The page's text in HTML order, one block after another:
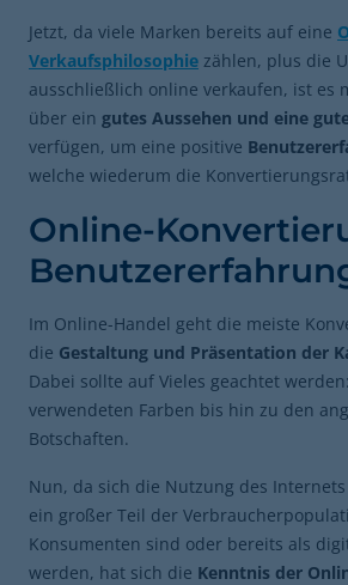
Jetzt, da viele Marken bereits auf eine
Verkaufsphilosophie zählen, plus die
ausschließlich online verkaufen, ist es
über ein gutes Aussehen und eine
verfügen, um eine positive
welche wiederum die
Online-
Im Online-Handel geht die meiste
die Gestaltung und Präsentation der
Dabei sollte auf Vieles geachtet
verwendeten Farben bis hin zu den
Botschaften.
Nun, da sich die Nutzung des
ein großer Teil der
Konsumenten sind oder bereits als
werden, hat sich die Kenntnis der